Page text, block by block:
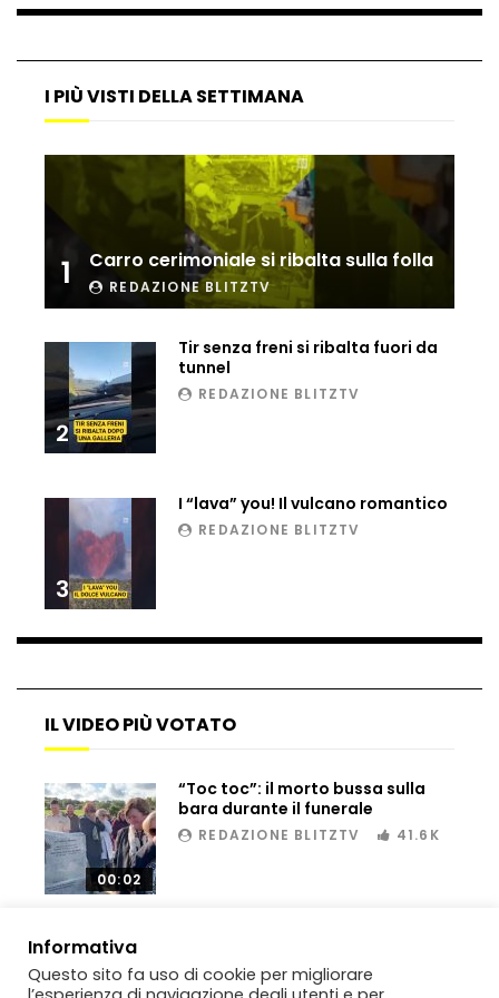
Klugmann sott’acqua
Frana travolge casa a Cormons: il video
girato dal ragazzo disperso prima del
Camera, seduta sospesa per un malore
Cinque colpi in tre giorni a Milano: le
immagini che lo tradiscono
Matteo Renzi maratoneta, ad Atene
chiude in 4 ore e 10: “Up and down for
me is very difficult”
Ingresso da film a Taormina: lo sposo
Il sindaco Silvia Salis porta in aula gli
insulti sessisti che riceve
Notte incantata a Selva di Val Gardena,
la prima neve trasforma il paese
I PIÙ VISTI DELLA SETTIMANA
1 Carro cerimoniale si ribalta sulla folla
REDAZIONE BLITZTV
2
Tir senza freni si ribalta fuori da
tunnel
REDAZIONE BLITZTV
3
I “lava” you! Il vulcano romantico
REDAZIONE BLITZTV
IL VIDEO PIÙ VOTATO
00:02
“Toc toc”: il morto bussa sulla
bara durante il funerale
REDAZIONE BLITZTV 41.6K
Informativa
Questo sito fa uso di cookie per migliorare